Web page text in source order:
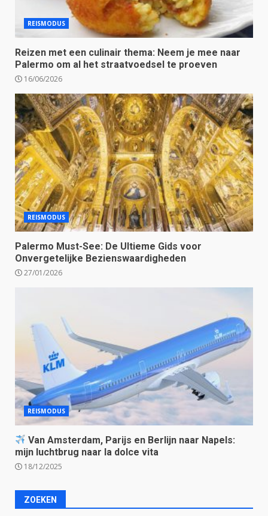
REISMODUS
Reizen met een culinair thema: Neem je mee naar
Palermo om al het straatvoedsel te proeven
16/06/2026
REISMODUS
Palermo Must-See: De Ultieme Gids voor
Onvergetelijke Bezienswaardigheden
27/01/2026
REISMODUS
Van Amsterdam, Parijs en Berlijn naar Napels:
mijn luchtbrug naar la dolce vita
18/12/2025
ZOEKEN